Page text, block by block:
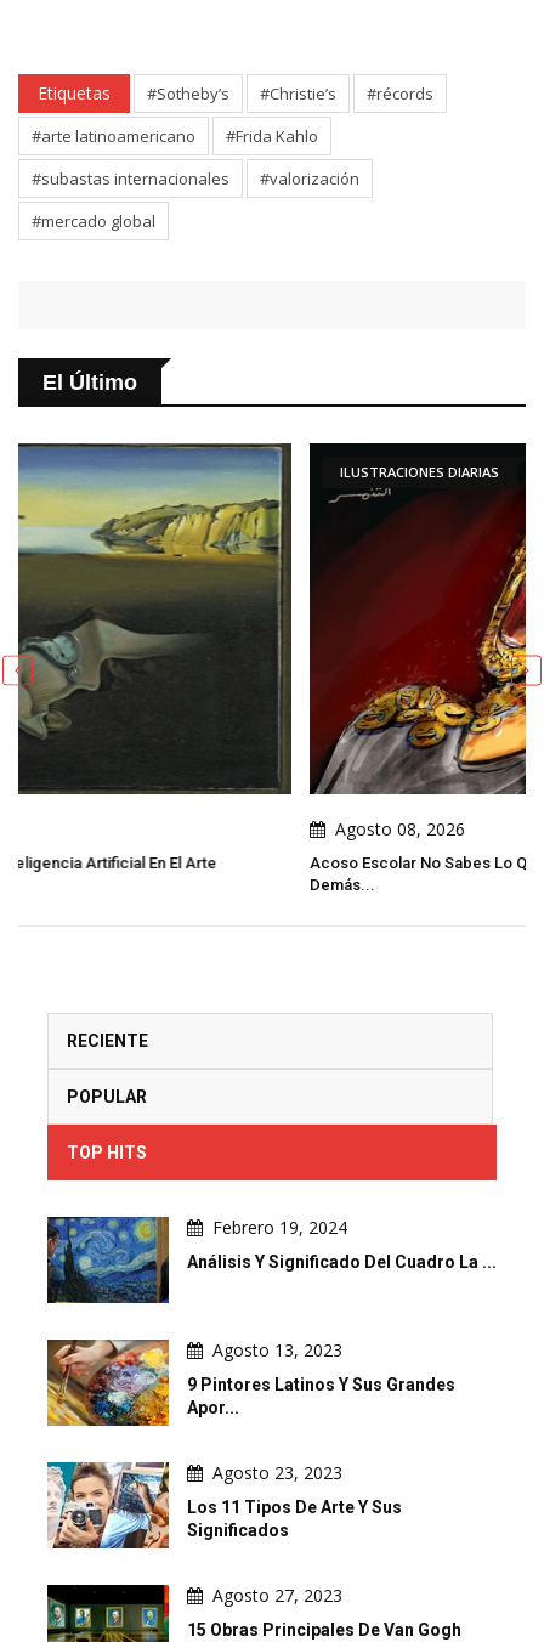
Etiquetas #Sotheby’s #Christie’s
#récords
#arte latinoamericano
#Frida Kahlo
#subastas internacionales
#valorización
#mercado global
El Último
ILUSTRACIONES DIARIAS
Acoso Escolar No Sabes Lo Que El Acoso Escolar Cambia En Los
RECIENTE
POPULAR
TOP HITS
Febrero 19, 2024
Análisis Y Significado Del Cuadro La ...
Agosto 13, 2023
9 Pintores Latinos Y Sus Grandes
Apor...
Agosto 23, 2023
Los 11 Tipos De Arte Y Sus
Significados
Agosto 27, 2023
15 Obras Principales De Van Gogh